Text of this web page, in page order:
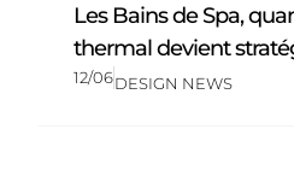
Les Bains de Spa,
thermal devient
12/06DESIGN NEWS